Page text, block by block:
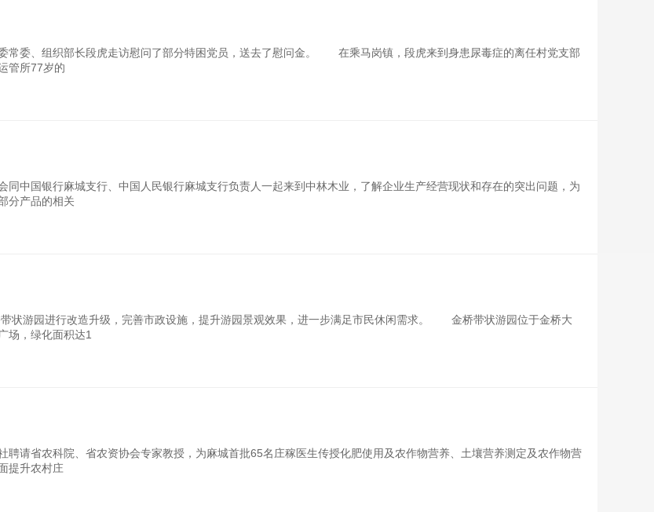
委、组织部长段虎走访慰问了部分特困党员，送去了慰问金。 在乘马岗镇，段虎来到身患尿毒症的离任村党支部
管所77岁的
国银行麻城支行、中国人民银行麻城支行负责人一起来到中林木业，了解企业生产经营现状和存在的突出问题，为
分产品的相关
游园进行改造升级，完善市政设施，提升游园景观效果，进一步满足市民休闲需求。 金桥带状游园位于金桥大
场，绿化面积达1
省农科院、省农资协会专家教授，为麻城首批65名庄稼医生传授化肥使用及农作物营养、土壤营养测定及农作物营
提升农村庄